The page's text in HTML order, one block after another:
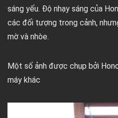
sáng yếu. Độ nhạy sáng của
các đối tượng trong cảnh,
mờ và nhòe.
Một số ảnh được chụp bởi
máy khác